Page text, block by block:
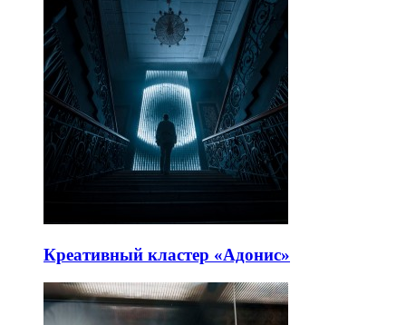
Креативный кластер «Адонис»